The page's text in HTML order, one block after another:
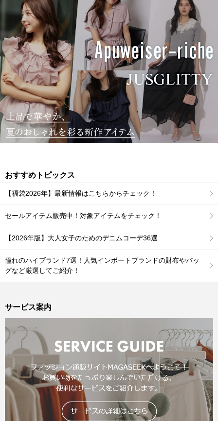
おすすめトピックス
【福袋2026年】最新情報はこちらからチェック！
セールアイテム販売中！対象アイテムをチェック！
【2026年版】大人女子のためのデニムコーデ36選
憧れのハイブランド7選！人気インポートブランドの財布やバッ
グなど厳選してご紹介！
サービス案内